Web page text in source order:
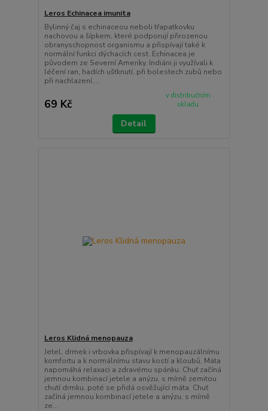
Leros Echinacea imunita
Bylinný čaj s echinaceou neboli třapatkovku
nachovou a šípkem, které podporují přirozenou
obranyschopnost organismu a přispívají také k
normální funkci dýchacích cest. Echinacea je
původem ze Severní Ameriky. Indiáni ji využívali k
léčení ran, hadích uštknutí, při bolestech zubů nebo
při nachlazení....
69 Kč
v distribučním
skladu
Detail
Leros Klidná menopauza
Jetel, drmek i vrbovka přispívají k menopauzálnímu
komfortu a k normálnímu stavu kostí a kloubů. Máta
napomáhá relaxaci a zdravému spánku. Chuť začíná
jemnou kombinací jetele a anýzu, s mírně zemitou
chutí drmku, poté se přidá osvěžující máta. Chuť
začíná jemnou kombinací jetele a anýzu, s mírně
ze...